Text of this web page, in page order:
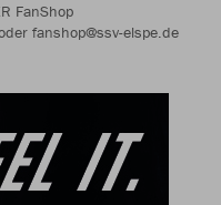
FanShop
fanshop@ssv-elspe.de